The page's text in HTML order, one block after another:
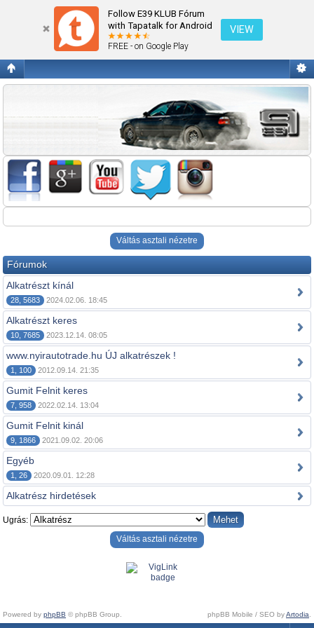
Follow E39 KLUB Fórum
with Tapatalk for Android
FREE - on Google Play
VIEW
Alkatrész
Váltás asztali nézetre
Fórumok
Alkatrészt kínál
28, 5683 2024.02.06. 18:45
Alkatrészt keres
10, 7685 2023.12.14. 08:05
www.nyirautotrade.hu ÚJ alkatrészek !
1, 100 2012.09.14. 21:35
Gumit Felnit keres
7, 958 2022.02.14. 13:04
Gumit Felnit kinál
9, 1866 2021.09.02. 20:06
Egyéb
1, 26 2020.09.01. 12:28
Alkatrész hirdetések
Ugrás:
Váltás asztali nézetre
Powered by phpBB © phpBB Group. phpBB Mobile / SEO byArtodia.